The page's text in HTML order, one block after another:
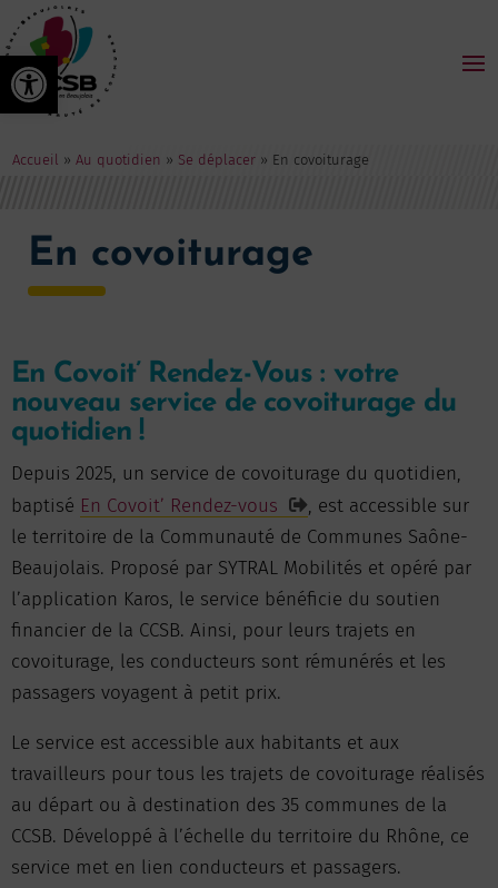
Ouvrir la barre d’outils
Accueil »Au quotidien » Se déplacer » En covoiturage
En covoiturage
En Covoit’ Rendez-Vous : votre
nouveau service de covoiturage du
quotidien !
Depuis 2025, un service de covoiturage du quotidien,
baptisé En Covoit’ Rendez-vous
, est accessible sur
le territoire de la Communauté de Communes Saône-
Beaujolais. Proposé par SYTRAL Mobilités et opéré par
l’application Karos, le service bénéficie du soutien
financier de la CCSB. Ainsi, pour leurs trajets en
covoiturage, les conducteurs sont rémunérés et les
passagers voyagent à petit prix.
Le service est accessible aux habitants et aux
travailleurs pour tous les trajets de covoiturage réalisés
au départ ou à destination des 35 communes de la
CCSB. Développé à l’échelle du territoire du Rhône, ce
service met en lien conducteurs et passagers.